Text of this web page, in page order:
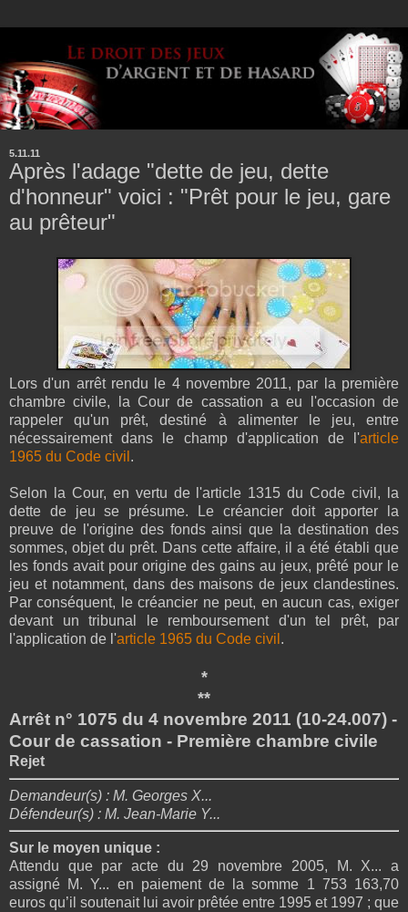
5.11.11
Après l'adage "dette de jeu, dette
d'honneur" voici : "Prêt pour le jeu, gare
au prêteur"
Lors d'un arrêt rendu le 4 novembre 2011, par la première
chambre civile, la Cour de cassation a eu l'occasion de
rappeler qu'un prêt, destiné à alimenter le jeu, entre
nécessairement dans le champ d'application de l'article
1965 du Code civil .
Selon la Cour, en vertu de l'article 1315 du Code civil, la
dette de jeu se présume. Le créancier doit apporter la
preuve de l'origine des fonds ainsi que la destination des
sommes, objet du prêt. Dans cette affaire, il a été établi que
les fonds avait pour origine des gains au jeux, prêté pour le
jeu et notamment, dans des maisons de jeux clandestines.
Par conséquent, le créancier ne peut, en aucun cas, exiger
devant un tribunal le remboursement d'un tel prêt, par
l'application de l'article 1965 du Code civil .
*
**
Arrêt n° 1075 du 4 novembre 2011 (10-24.007) -
Cour de cassation - Première chambre civile
Rejet
Demandeur(s) : M. Georges X...
Défendeur(s) : M. Jean-Marie Y...
Sur le moyen unique :
Attendu que par acte du 29 novembre 2005, M. X... a
assigné M. Y... en paiement de la somme 1 753 163,70
euros qu’il soutenait lui avoir prêtée entre 1995 et 1997 ; que